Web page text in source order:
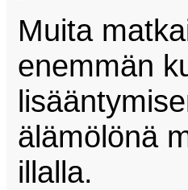
Muita
enemmän
älämölönä
illalla.